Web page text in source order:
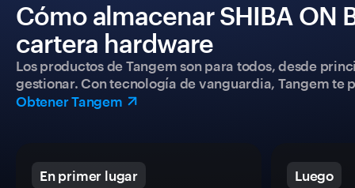
Cómo almacenar SHIBA ON
cartera hardware
Los productos de Tangem son para todos, desde
gestionar. Con tecnología de vanguardia, Tangem
Obtener Tangem
En primer lugar Luego